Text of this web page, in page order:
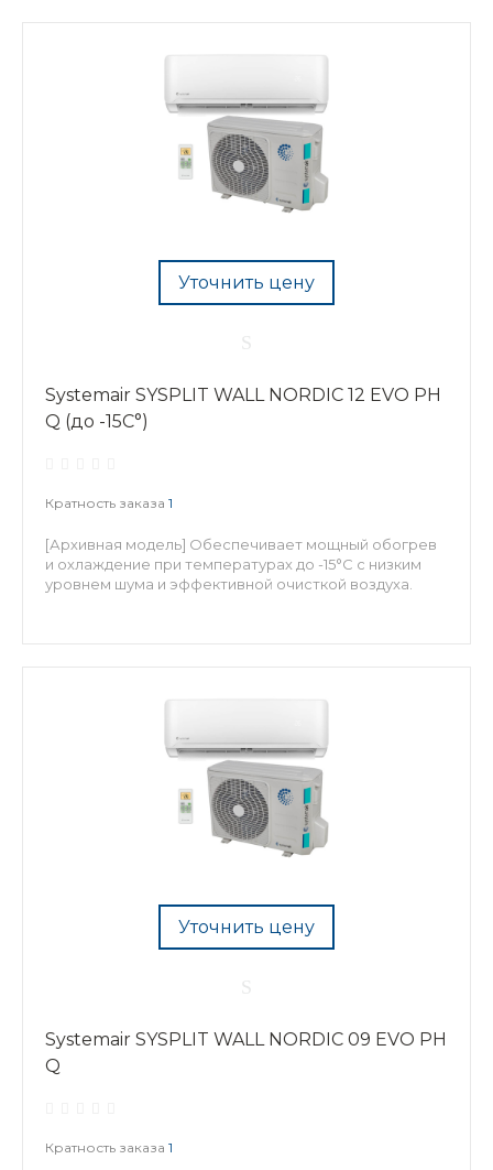
Уточнить цену
Systemair SYSPLIT WALL NORDIC 12 EVO PH
Q (до -15С°)
Кратность заказа 1
[Архивная модель] Обеспечивает мощный обогрев
и охлаждение при температурах до -15°C с низким
уровнем шума и эффективной очисткой воздуха.
Уточнить цену
Systemair SYSPLIT WALL NORDIC 09 EVO PH
Q
Кратность заказа 1